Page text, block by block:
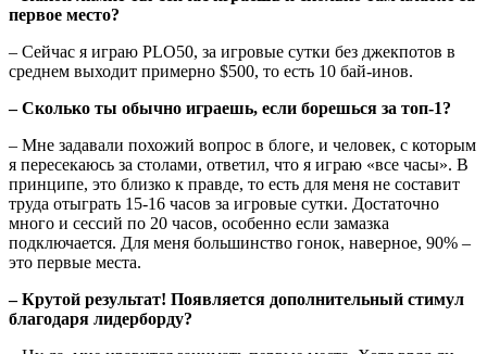
первое место?
– Сейчас я играю PLO50, за игровые сутки без джекпотов в
среднем выходит примерно $500, то есть 10 бай-инов.
– Сколько ты обычно играешь, если борешься за топ-1?
– Мне задавали похожий вопрос в блоге, и человек, с которым
я пересекаюсь за столами, ответил, что я играю «все часы». В
принципе, это близко к правде, то есть для меня не составит
труда отыграть 15-16 часов за игровые сутки. Достаточно
много и сессий по 20 часов, особенно если замазка
подключается. Для меня большинство гонок, наверное, 90% –
это первые места.
– Крутой результат! Появляется дополнительный стимул
благодаря лидерборду?